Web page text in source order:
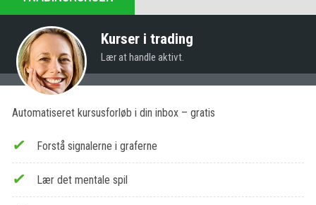
Kurser i trading
Lær at handle aktivt.
Automatiseret kursusforløb i din inbox – gratis
Forstå signalerne i graferne
Lær det mentale spil